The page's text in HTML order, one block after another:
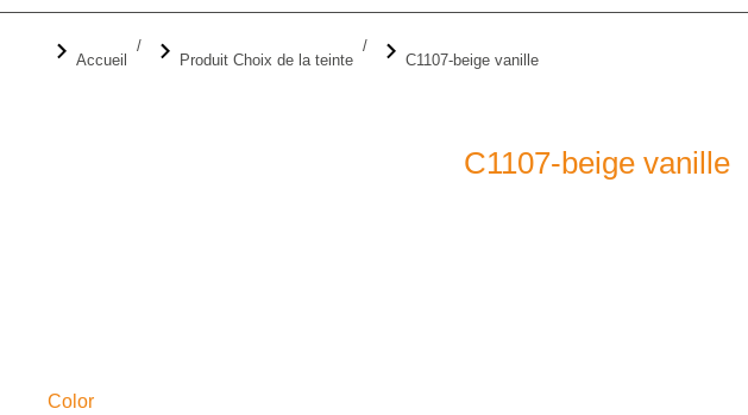
Vous êtes ici :
Accueil Produit Choix de la teinte C1107-beige vanille
Color
C1107-beige vanille